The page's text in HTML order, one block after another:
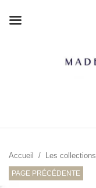
Accueil / Les
PAGE PRÉCÉDENTE